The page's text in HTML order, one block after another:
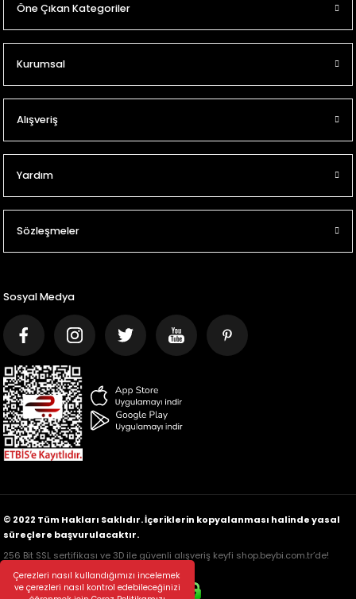
Çerezleri nasıl kullandığımızı incelemek
ve çerezleri nasıl kontrol edebileceğinizi
Öne Çıkan Kategoriler
Kurumsal
Alışveriş
Yardım
Sözleşmeler
Sosyal Medya
© 2022 Tüm Hakları Saklıdır. İçeriklerin kopyalanması halinde yasal
süreçlere başvurulacaktır.
256 Bit SSL sertifikası ve 3D ile güvenli alışveriş keyfi shop.beybi.com.tr’de!